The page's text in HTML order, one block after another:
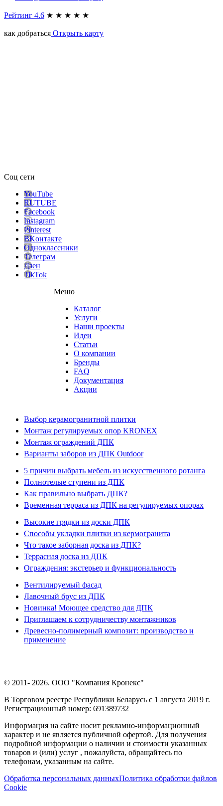
Рейтинг 4.6 ★ ★ ★ ★ ★
как добраться Открыть карту
Соц сети
YouTube
RUTUBE
Facebook
Instagram
Pinterest
ВKонтакте
Одноклассники
Телеграм
Дзен
TikTok
Меню
Каталог
Услуги
Наши проекты
Идеи
Статьи
О компании
Бренды
FAQ
Документация
Акции
Выбор керамогранитной плитки
Монтаж регулируемых опор KRONEX
Монтаж ограждений ДПК
Варианты заборов из ДПК Outdoor
5 причин выбрать мебель из искусственного ротанга
Полнотелые ступени из ДПК
Как правильно выбрать ДПК?
Временная терраса из ДПК на регулируемых опорах
Высокие грядки из доски ДПК
Способы укладки плитки из кермогранита
Что такое заборная доска из ДПК?
Террасная доска из ДПК
Ограждения: экстерьер и функциональность
Вентилируемый фасад
Лавочный брус из ДПК
Новинка! Моющее средство для ДПК
Приглашаем к сотрудничеству монтажников
Древесно-полимерный композит: производство и
применение
© 2011- 2026. ООО "Компания Кронекс"
В Торговом реестре Республики Беларусь с 1 августа 2019 г.
Регистрационный номер: 691389732
Информация на сайте носит рекламно-информационный
характер и не является публичной офертой. Для получения
подробной информации о наличии и стоимости указанных
товаров и (или) услуг , пожалуйста, обращайтесь по
телефонам, указанным на сайте.
Обработка персональных данныхПолитика обработки файлов
Cookie